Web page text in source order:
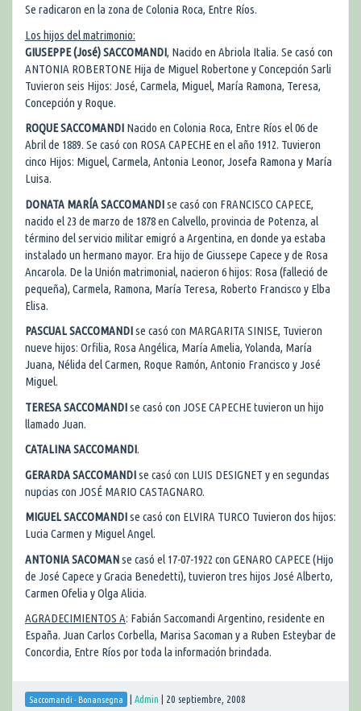
Se radicaron en la zona de Colonia Roca, Entre Ríos.
Los hijos del matrimonio:
GIUSEPPE (José) SACCOMANDI, Nacido en Abriola Italia. Se casó con
ANTONIA ROBERTONE Hija de Miguel Robertone y Concepción Sarli
Tuvieron seis Hijos: José, Carmela, Miguel, María Ramona, Teresa,
Concepción y Roque.
ROQUE SACCOMANDI Nacido en Colonia Roca, Entre Ríos el 06 de
Abril de 1889. Se casó con ROSA CAPECHE en el año 1912. Tuvieron
cinco Hijos: Miguel, Carmela, Antonia Leonor, Josefa Ramona y María
Luisa.
DONATA MARÍA SACCOMANDIse casó con FRANCISCO CAPECE,
nacido el 23 de marzo de 1878 en Calvello, provincia de Potenza, al
término del servicio militar emigró a Argentina, en donde ya estaba
instalado un hermano mayor. Era hijo de Giussepe Capece y de Rosa
Ancarola. De la Unión matrimonial, nacieron 6 hijos: Rosa (falleció de
pequeña), Carmela, Ramona, María Teresa, Roberto Francisco y Elba
Elisa.
PASCUAL SACCOMANDIse casó con MARGARITA SINISE, Tuvieron
nueve hijos: Orfilia, Rosa Angélica, María Amelia, Yolanda, María
Juana, Nélida del Carmen, Roque Ramón, Antonio Francisco y José
Miguel.
TERESA SACCOMANDIse casó con JOSE CAPECHE tuvieron un hijo
llamado Juan.
CATALINA SACCOMANDI.
GERARDA SACCOMANDIse casó con LUIS DESIGNET y en segundas
nupcias con JOSÉ MARIO CASTAGNARO.
MIGUEL SACCOMANDIse casó con ELVIRA TURCO Tuvieron dos hijos:
Lucia Carmen y Miguel Angel.
ANTONIA SACOMANse casó el 17-07-1922 con GENARO CAPECE (Hijo
de José Capece y Gracia Benedetti), tuvieron tres hijos José Alberto,
Carmen Ofelia y Olga Alicia.
AGRADECIMIENTOS A: Fabián Saccomandi Argentino, residente en
España. Juan Carlos Corbella, Marisa Sacoman y a Ruben Esteybar de
Concordia, Entre Ríos por toda la información brindada.
Saccomandi - Bonansegna | Admin | 20 septiembre, 2008